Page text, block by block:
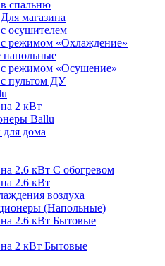
спальню
магазина
осушителем
режимом «Охлаждение»
режимом «Осушение»
пультом ДУ
2 кВт
Ballu
дома
2.6 кВт С обогревом
2.6 кВт
воздуха
(Напольные)
2.6 кВт Бытовые
2 кВт Бытовые